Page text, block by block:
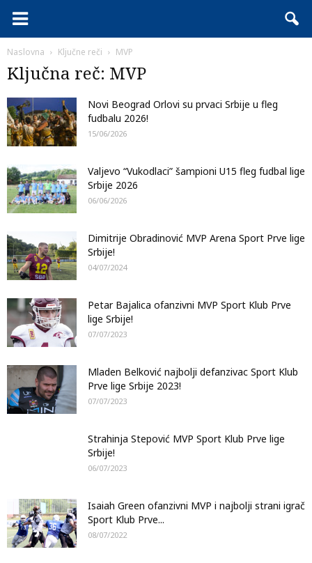
Naslovna Ključne reči MVP
Ključna reč: MVP
Novi Beograd Orlovi su prvaci Srbije u fleg
fudbalu 2026!
15/06/2026
Valjevo “Vukodlaci” šampioni U15 fleg fudbal lige
Srbije 2026
06/06/2026
Dimitrije Obradinović MVP Arena Sport Prve lige
Srbije!
04/07/2024
Petar Bajalica ofanzivni MVP Sport Klub Prve
lige Srbije!
07/07/2023
Mladen Belković najbolji defanzivac Sport Klub
Prve lige Srbije 2023!
07/07/2023
Strahinja Stepović MVP Sport Klub Prve lige
Srbije!
06/07/2023
Isaiah Green ofanzivni MVP i najbolji strani igrač
Sport Klub Prve...
08/07/2022